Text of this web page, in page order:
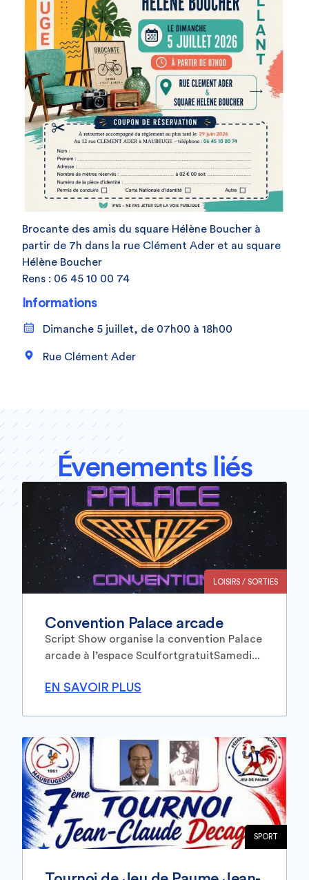
Brocante des amis du square Hélène Boucher à
partir de 7h dans la rue Clément Ader et au square
Hélène Boucher
Rens : 06 45 10 00 74
Informations
Dimanche 5 juillet, de 07h00 à 18h00
Rue Clément Ader
Évenements liés
LOISIRS / SORTIES
Convention Palace arcade
Script Show organise la convention Palace
arcade à l’espace SculfortgratuitSamedi...
EN SAVOIR PLUS
SPORT